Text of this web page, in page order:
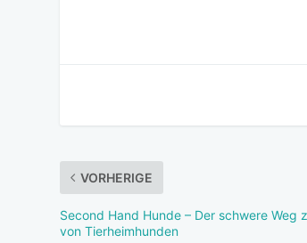
VORHERIGE
Second Hand Hunde – Der schwere Weg
von Tierheimhunden